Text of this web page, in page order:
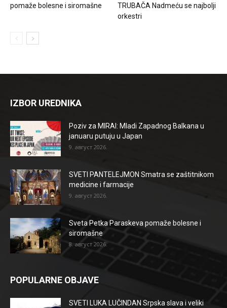
pomaže bolesne i siromašne
TRUBAČA Nadmeću se najbolji
orkestri
IZBOR UREDNIKA
Poziv za MIRAI: Mladi Zapadnog Balkana u
januaru putuju u Japan
9. август 2026.
SVETI PANTELEJMON Smatra se zaštitnikom
medicine i farmacije
9. август 2026.
Sveta Petka Paraskeva pomaže bolesne i
siromašne
8. август 2026.
POPULARNE OBJAVE
SVETI LUKA LUČINDAN Srpska slava i veliki